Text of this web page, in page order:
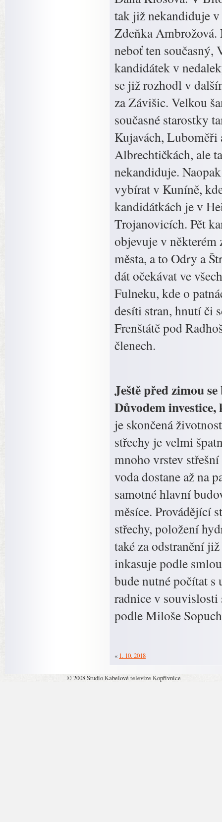
tak již nekandiduje v
Zdeňka Ambrožová.
neboť ten současný,
kandidátek v
se již rozhodl v
za Závišic. Velkou
současné starostky
Kujavách, Luboměři
Albrechtičkách, ale
nekandiduje.
vybírat v Kuníně,
kandidátkách je v
Trojanovicích. Pět
objevuje v některém
města, a to Odry a
dát očekávat ve
Fulneku, kde o
desíti stran, hnutí či
Frenštátě pod
členech.
Ještě před zimou
Důvodem
je skončená
střechy je velmi
mnoho vrstev
voda dostane až na
samotné hlavní
měsíce. Provádějící
střechy, položení
také za odstranění
inkasuje podle
bude nutné počítat
radnice v
podle Miloše
« 1. 10. 2018
© 2008 Studio Kabelové televize Kopřivnice